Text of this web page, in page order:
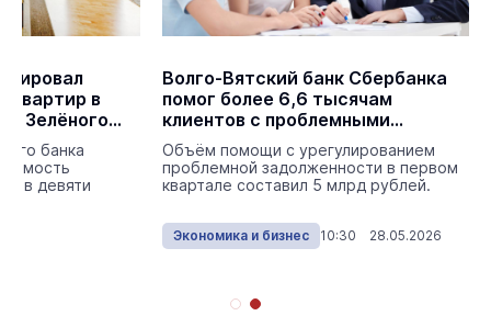
квартир в
Зелёного
банка
в девяти
Волго-Вятский банк Сбербанка
помог более 6,6 тысячам
клиентов с проблемными
кредитами
Объём помощи с урегулированием
проблемной задолженности в первом
квартале составил 5 млрд рублей.
Экономика и бизнес 10:30 28.05.2026